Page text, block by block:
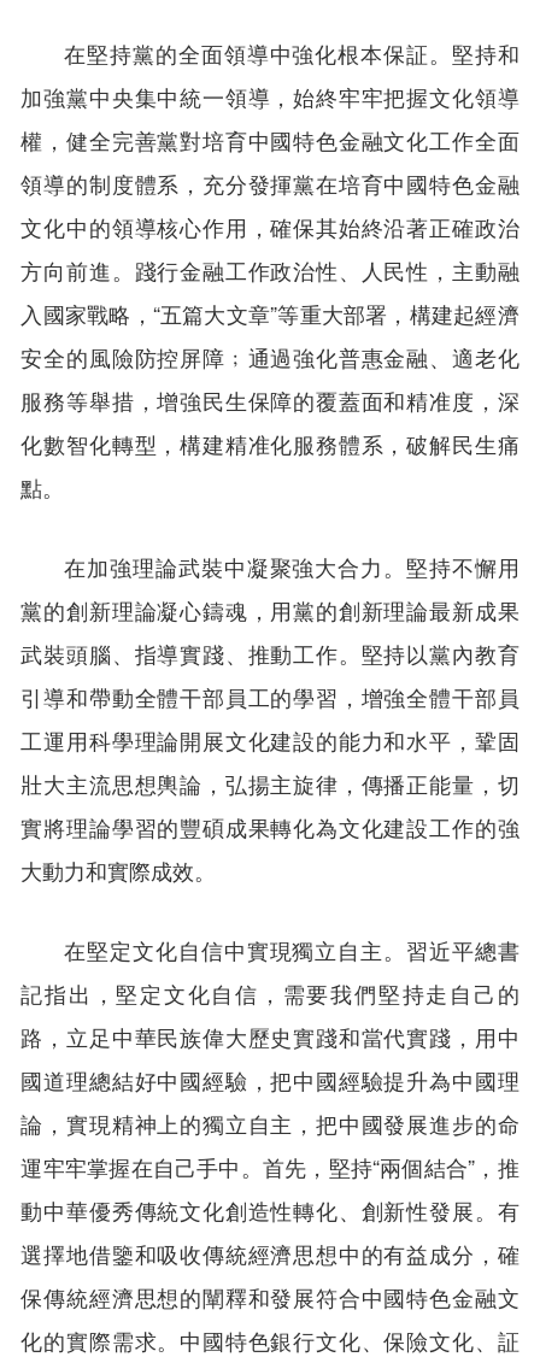
在堅持黨的全面領導中強化根本保証。堅持和
加強黨中央集中統一領導，始終牢牢把握文化領導
權，健全完善黨對培育中國特色金融文化工作全面
領導的制度體系，充分發揮黨在培育中國特色金融
文化中的領導核心作用，確保其始終沿著正確政治
方向前進。踐行金融工作政治性、人民性，主動融
入國家戰略，“五篇大文章”等重大部署，構建起經濟
安全的風險防控屏障﹔通過強化普惠金融、適老化
服務等舉措，增強民生保障的覆蓋面和精准度，深
化數智化轉型，構建精准化服務體系，破解民生痛
點。
在加強理論武裝中凝聚強大合力。堅持不懈用
黨的創新理論凝心鑄魂，用黨的創新理論最新成果
武裝頭腦、指導實踐、推動工作。堅持以黨內教育
引導和帶動全體干部員工的學習，增強全體干部員
工運用科學理論開展文化建設的能力和水平，鞏固
壯大主流思想輿論，弘揚主旋律，傳播正能量，切
實將理論學習的豐碩成果轉化為文化建設工作的強
大動力和實際成效。
在堅定文化自信中實現獨立自主。習近平總書
記指出，堅定文化自信，需要我們堅持走自己的
路，立足中華民族偉大歷史實踐和當代實踐，用中
國道理總結好中國經驗，把中國經驗提升為中國理
論，實現精神上的獨立自主，把中國發展進步的命
運牢牢掌握在自己手中。首先，堅持“兩個結合”，推
動中華優秀傳統文化創造性轉化、創新性發展。有
選擇地借鑒和吸收傳統經濟思想中的有益成分，確
保傳統經濟思想的闡釋和發展符合中國特色金融文
化的實際需求。中國特色銀行文化、保險文化、証